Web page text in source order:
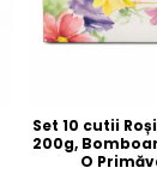
Set 10 cutii
200g,
O